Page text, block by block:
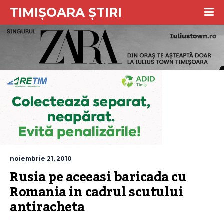
TIMIȘOARA ȘTIRI
noiembrie 21, 2010
Rusia pe aceeasi baricada cu
Romania in cadrul scutului
antiracheta